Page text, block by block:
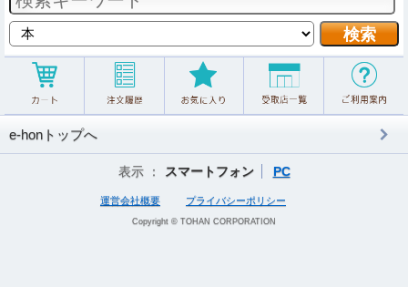
e-honトップへ
表示 ： スマートフォン PC
運営会社概要 プライバシーポリシー
Copyright © TOHAN CORPORATION